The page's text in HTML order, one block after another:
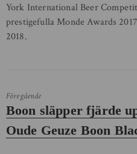
York International Beer
prestigefulla Monde Awards
2018.
Föregående
Föregående
inlägg:
Boon släpper fjärde
Oude Geuze Boon